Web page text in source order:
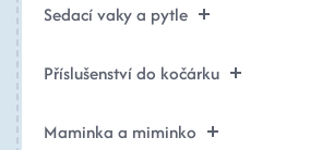
Sedací vaky a pytle
Příslušenství do kočárku
Maminka a miminko